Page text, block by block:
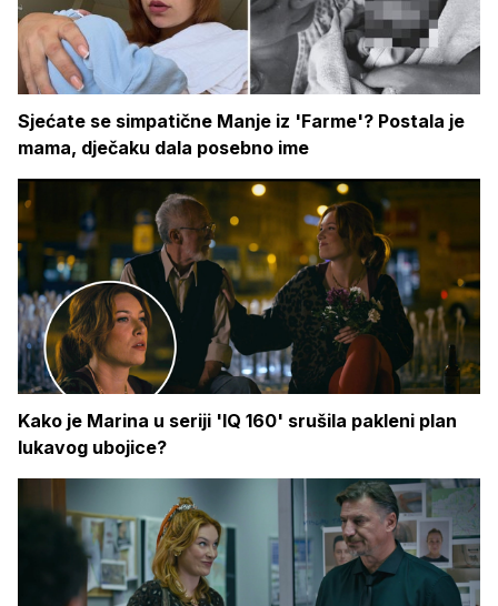
Sjećate se simpatične Manje iz 'Farme'? Postala je
mama, dječaku dala posebno ime
Kako je Marina u seriji 'IQ 160' srušila pakleni plan
lukavog ubojice?